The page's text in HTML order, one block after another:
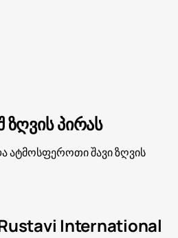
ზღვის პირას
ატმოსფეროთი შავი ზღვის
International